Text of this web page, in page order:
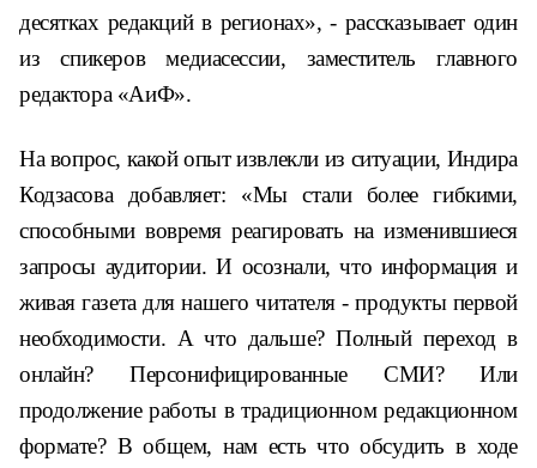
десятках редакций в регионах», - рассказывает один
из спикеров медиасессии, заместитель главного
редактора «АиФ».
На вопрос, какой опыт извлекли из ситуации, Индира
Кодзасова добавляет: «Мы стали более гибкими,
способными вовремя реагировать на изменившиеся
запросы аудитории. И осознали, что информация и
живая газета для нашего читателя - продукты первой
необходимости. А что дальше? Полный переход в
онлайн? Персонифицированные СМИ? Или
продолжение работы в традиционном редакционном
формате? В общем, нам есть что обсудить в ходе